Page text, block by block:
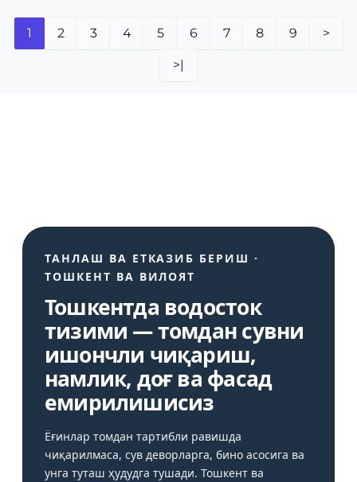
1 2 3 4 5 6 7 8 9 >
>|
ТАНЛАШ ВА ЕТКАЗИБ БЕРИШ ·
ТОШКЕНТ ВА ВИЛОЯТ
Тошкентда водосток
тизими — томдан сувни
ишончли чиқариш,
намлик, доғ ва фасад
емирилишисиз
Ёғинлар томдан тартибли равишда
чиқарилмаса, сув деворларга, бино асосига ва
унга туташ ҳудудга тушади. Тошкент ва